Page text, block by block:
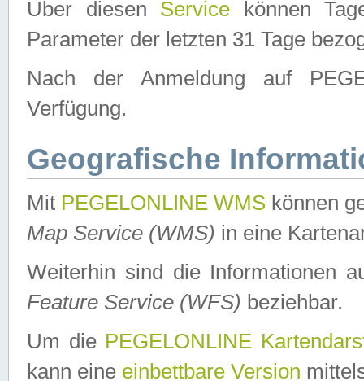
Über diesen Service können
Parameter der letzten 31 Tage
Nach der Anmeldung auf
Verfügung.
Geografische
Mit PEGELONLINE WMS können
Map Service (WMS) in eine
Weiterhin sind die Informationen
Feature Service (WFS) beziehbar.
Um die PEGELONLINE
kann eine einbettbare Version